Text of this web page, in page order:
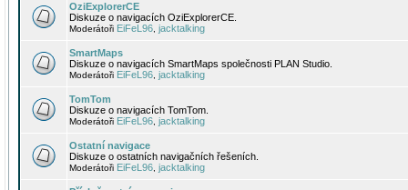
OziExplorerCE
Diskuze o navigacích OziExplorerCE.
Moderátoři EiFeL96 jacktalking
SmartMaps
Diskuze o navigacích SmartMaps společnosti PLAN Studio.
Moderátoři EiFeL96 jacktalking
TomTom
Diskuze o navigacích TomTom.
Moderátoři EiFeL96 jacktalking
Ostatní navigace
Diskuze o ostatních navigačních řešeních.
Moderátoři EiFeL96 jacktalking